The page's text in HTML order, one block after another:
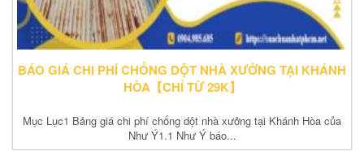
BÁO GIÁ CHI PHÍ CHỐNG DỘT NHÀ XƯỞNG TẠI KHÁNH
HÒA【CHỈ TỪ 29K】
Mục Lục1 Bảng giá chi phí chống dột nhà xưởng tại Khánh Hòa của
Như Ý1.1 Như Ý báo...